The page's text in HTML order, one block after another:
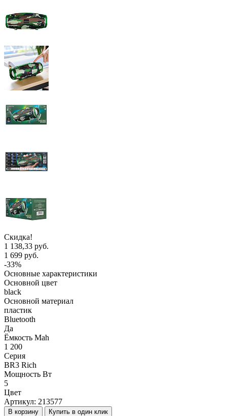
Скидка!
1 138,33 руб.
1 699 руб.
-33%
Основные характеристики
Основной цвет
black
Основной материал
пластик
Bluetooth
Да
Ёмкость Mah
1 200
Серия
BR3 Rich
Мощность Вт
5
Цвет
Артикул: 213577
В корзину Купить в один клик